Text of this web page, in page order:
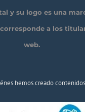
y su logo es una
a los
web.
hemos creado